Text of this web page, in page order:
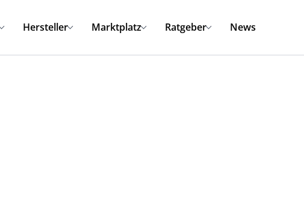
Hersteller Marktplatz Ratgeber News